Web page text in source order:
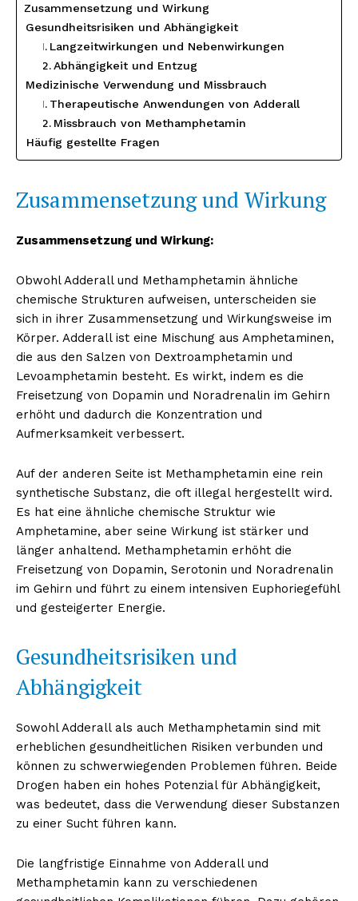
Zusammensetzung und Wirkung
Gesundheitsrisiken und Abhängigkeit
Langzeitwirkungen und Nebenwirkungen
Abhängigkeit und Entzug
Medizinische Verwendung und Missbrauch
Therapeutische Anwendungen von Adderall
Missbrauch von Methamphetamin
Häufig gestellte Fragen
Zusammensetzung und Wirkung
Zusammensetzung und Wirkung:
Obwohl Adderall und Methamphetamin ähnliche
chemische Strukturen aufweisen, unterscheiden sie
sich in ihrer Zusammensetzung und Wirkungsweise im
Körper. Adderall ist eine Mischung aus Amphetaminen,
die aus den Salzen von Dextroamphetamin und
Levoamphetamin besteht. Es wirkt, indem es die
Freisetzung von Dopamin und Noradrenalin im Gehirn
erhöht und dadurch die Konzentration und
Aufmerksamkeit verbessert.
Auf der anderen Seite ist Methamphetamin eine rein
synthetische Substanz, die oft illegal hergestellt wird.
Es hat eine ähnliche chemische Struktur wie
Amphetamine, aber seine Wirkung ist stärker und
länger anhaltend. Methamphetamin erhöht die
Freisetzung von Dopamin, Serotonin und Noradrenalin
im Gehirn und führt zu einem intensiven Euphoriegefühl
und gesteigerter Energie.
Gesundheitsrisiken und
Abhängigkeit
Sowohl Adderall als auch Methamphetamin sind mit
erheblichen gesundheitlichen Risiken verbunden und
können zu schwerwiegenden Problemen führen. Beide
Drogen haben ein hohes Potenzial für Abhängigkeit,
was bedeutet, dass die Verwendung dieser Substanzen
zu einer Sucht führen kann.
Die langfristige Einnahme von Adderall und
Methamphetamin kann zu verschiedenen